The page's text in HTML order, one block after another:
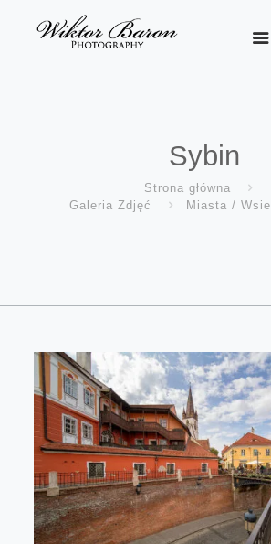
Sybin
Strona główna
Galeria Zdjęć
Miasta / Wsie